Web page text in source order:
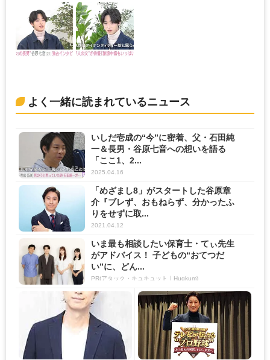
よく一緒に読まれているニュース
いしだ壱成の“今”に密着、父・石田純
一＆長男・谷原七音への想いを語る
「ここ1、2...
2025.04.16
「めざまし8」がスタートした谷原章
介『ブレず、おもねらず、分かったふ
りをせずに取...
2021.04.12
いま最も相談したい保育士・てぃ先生
がアドバイス！ 子どもの“おてつだ
い”に、どん...
PR(アタック・キュキュット｜Hugkum)